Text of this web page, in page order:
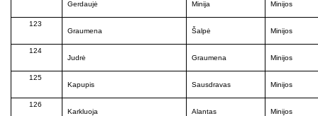
Gerdaujė
Minija Minijos
123
Graumena
Šalpė Minijos
124
Judrė
Graumena Minijos
125
Kapupis
Sausdravas Minijos
126
Karkluoja
Alantas Minijos